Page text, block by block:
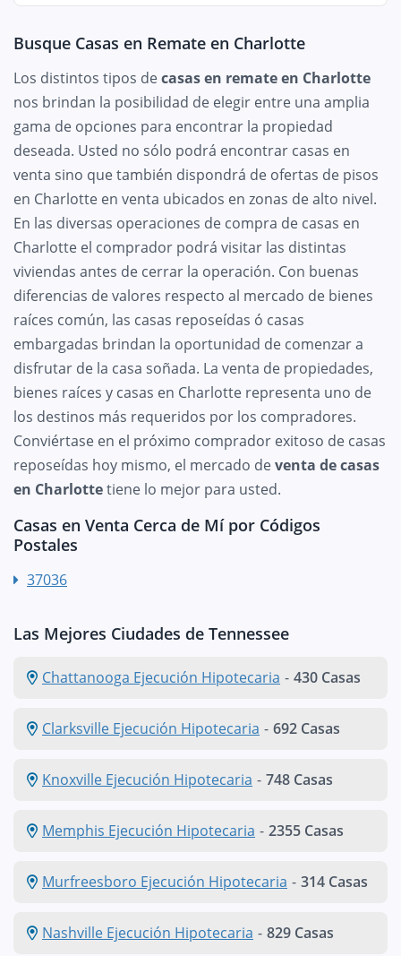
Busque Casas en Remate en Charlotte
Los distintos tipos decasas en remate en Charlotte
nos brindan la posibilidad de elegir entre una amplia
gama de opciones para encontrar la propiedad
deseada. Usted no sólo podrá encontrar casas en
venta sino que también dispondrá de ofertas de pisos
en Charlotte en venta ubicados en zonas de alto nivel.
En las diversas operaciones de compra de casas en
Charlotte el comprador podrá visitar las distintas
viviendas antes de cerrar la operación. Con buenas
diferencias de valores respecto al mercado de bienes
raíces común, las casas reposeídas ó casas
embargadas brindan la oportunidad de comenzar a
disfrutar de la casa soñada. La venta de propiedades,
bienes raíces y casas en Charlotte representa uno de
los destinos más requeridos por los compradores.
Conviértase en el próximo comprador exitoso de casas
reposeídas hoy mismo, el mercado deventa de casas
en Charlottetiene lo mejor para usted.
Casas en Venta Cerca de Mí por Códigos
Postales
37036
Las Mejores Ciudades de Tennessee
Chattanooga Ejecución Hipotecaria - 430 Casas
Clarksville Ejecución Hipotecaria - 692 Casas
Knoxville Ejecución Hipotecaria - 748 Casas
Memphis Ejecución Hipotecaria - 2355 Casas
Murfreesboro Ejecución Hipotecaria - 314 Casas
Nashville Ejecución Hipotecaria - 829 Casas